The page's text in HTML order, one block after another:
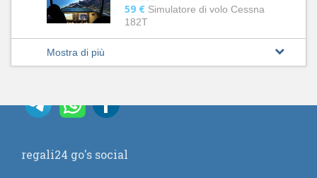
59 € Simulatore di volo Cessna
182T
Mostra di più
regali24 go's social